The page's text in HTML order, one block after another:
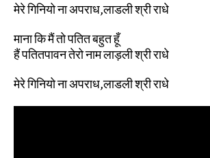
मेरे गिनियो ना अपराध,लाडली श्री राधे
माना कि मैं तो पतित बहुत हूँ
हैं पतितपावन तेरो नाम लाड़ली श्री राधे
मेरे गिनियो ना अपराध,लाडली श्री राधे